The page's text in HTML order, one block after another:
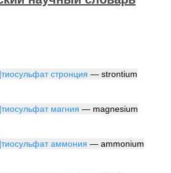
стронция — strontium
магния — magnesium
аммония — ammonium